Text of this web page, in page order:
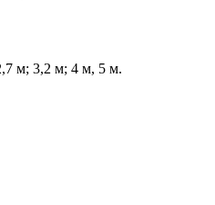
м; 3,2 м; 4 м, 5 м.